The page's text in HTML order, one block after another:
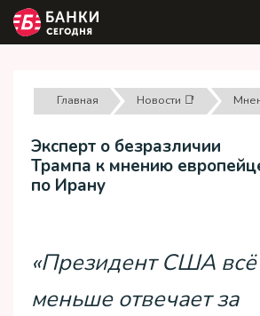
Главная Новости 📑
Эксперт о безразличии
Трампа к мнению
по Ирану
«Президент США всё
меньше отвечает за